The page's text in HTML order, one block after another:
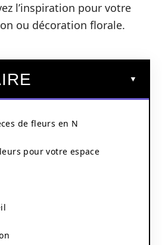
l’inspiration pour votre
ou décoration florale.
de fleurs en N
pour votre espace